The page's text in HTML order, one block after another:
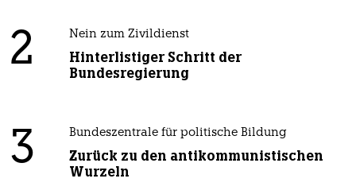
2 Nein zum Zivildienst
Hinterlistiger Schritt der
Bundesregierung
3 Bundeszentrale für politische Bildung
Zurück zu den antikommunistischen
Wurzeln